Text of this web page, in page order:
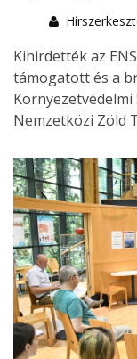
Kihirdették az
támogatott és a
Nemzetközi Zöld